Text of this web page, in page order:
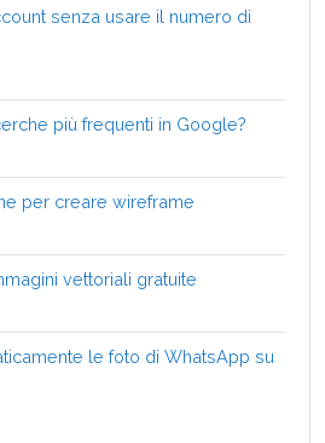
senza usare il numero di
più frequenti in Google?
per creare wireframe
vettoriali gratuite
le foto di WhatsApp su